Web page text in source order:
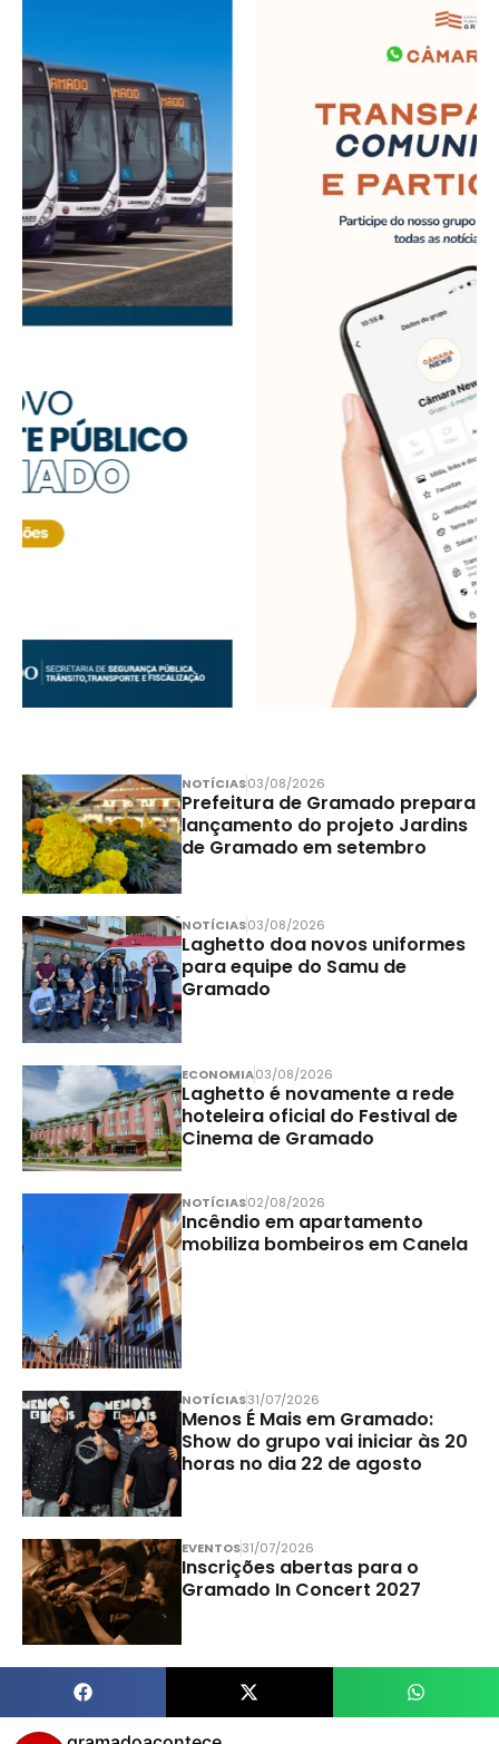
NOTÍCIAS03/08/2026
Prefeitura de Gramado prepara
lançamento do projeto Jardins
de Gramado em setembro
NOTÍCIAS03/08/2026
Laghetto doa novos uniformes
para equipe do Samu de
Gramado
ECONOMIA03/08/2026
Laghetto é novamente a rede
hoteleira oficial do Festival de
Cinema de Gramado
NOTÍCIAS02/08/2026
Incêndio em apartamento
mobiliza bombeiros em Canela
NOTÍCIAS31/07/2026
Menos É Mais em Gramado:
Show do grupo vai iniciar às 20
horas no dia 22 de agosto
EVENTOS31/07/2026
Inscrições abertas para o
Gramado In Concert 2027